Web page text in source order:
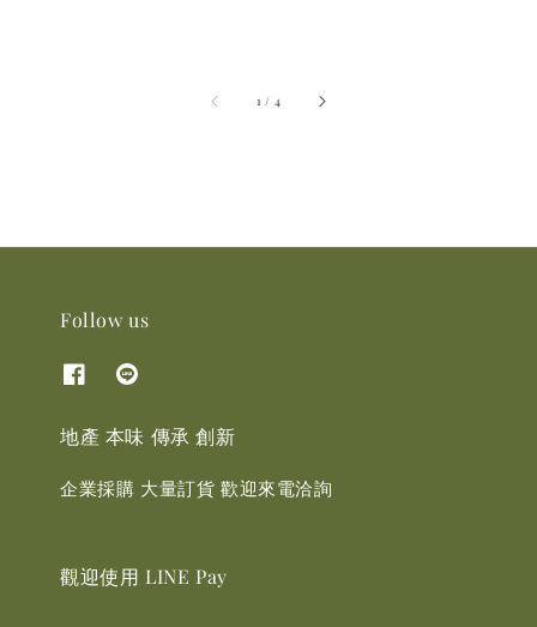
1 / accessibility.of
4
Follow us
地產 本味 傳承 創新
企業採購 大量訂貨 歡迎來電洽詢
觀迎使用 LINE Pay